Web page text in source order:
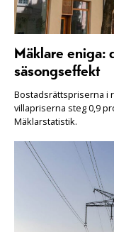
Mäklare eniga:
säsongseffekt
Bostadsrättspriserna i
villapriserna steg 0,9
Mäklarstatistik.